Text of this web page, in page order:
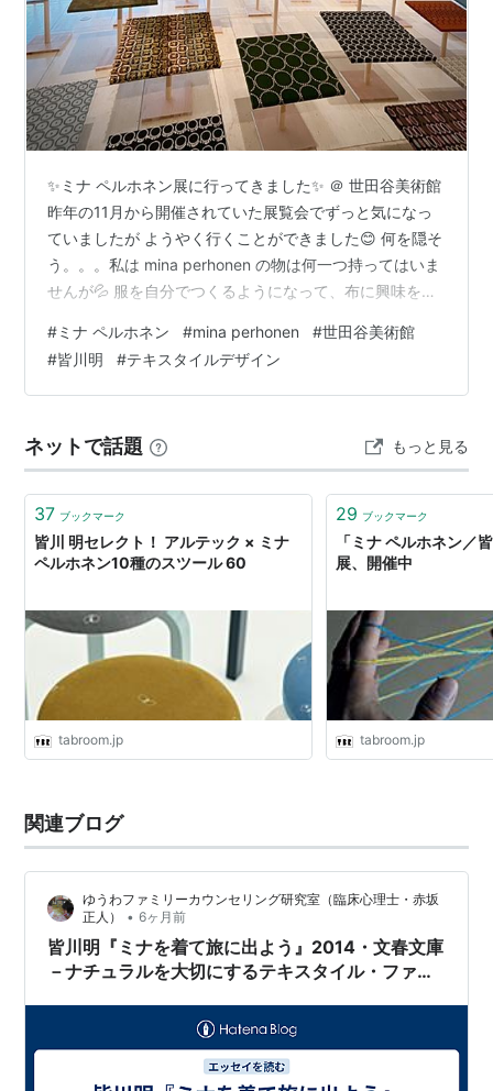
✨ミナ ペルホネン展に行ってきました✨ ＠ 世田谷美術館
昨年の11月から開催されていた展覧会でずっと気になっ
ていましたが ようやく行くことができました😊 何を隠そ
う。。。私は mina perhonen の物は何一つ持ってはいま
せんが💦 服を自分でつくるようになって、布に興味を持
た😚 歴代のデザインがパネルで展示されています この
mina perhonenというブランド、お洋服ももちろんです
が、 布もなかなかのお値段です 例えば有名な『 タンバ
す。。。😵 これは私が普段使…
#ミナ ペルホネン #mina perhonen #世田谷美術館
#皆川明 #テキスタイルデザイン
ネットで話題 もっと見る
37 ブックマーク
皆川 明セレクト！ アルテック × ミナ
ペルホネン10種のスツール 60
tabroom.jp
29 ブックマーク
「ミナ ペルホネン
展、開催中
tabroom.jp
関連ブログ
ゆうわファミリーカウンセリング研究室（臨床心理士・赤坂
正人）
• 6ヶ月前
皆川明『ミナを着て旅に出よう』2014・文春文庫
－ナチュラルを大切にするテキスタイル・ファッ